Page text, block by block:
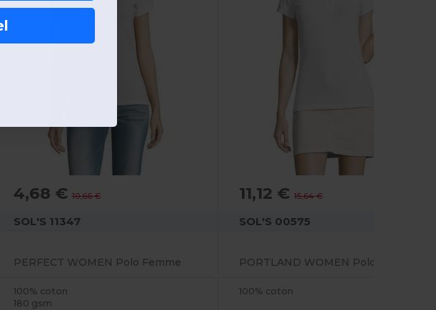
4,68 €10,66 €
SOL'S 11347
PERFECT WOMEN Polo Femme
100% coton
180 gsm
11,12 €15,64 €
SOL'S 00575
PORTLAND WOMEN Polo Femme
100% coton